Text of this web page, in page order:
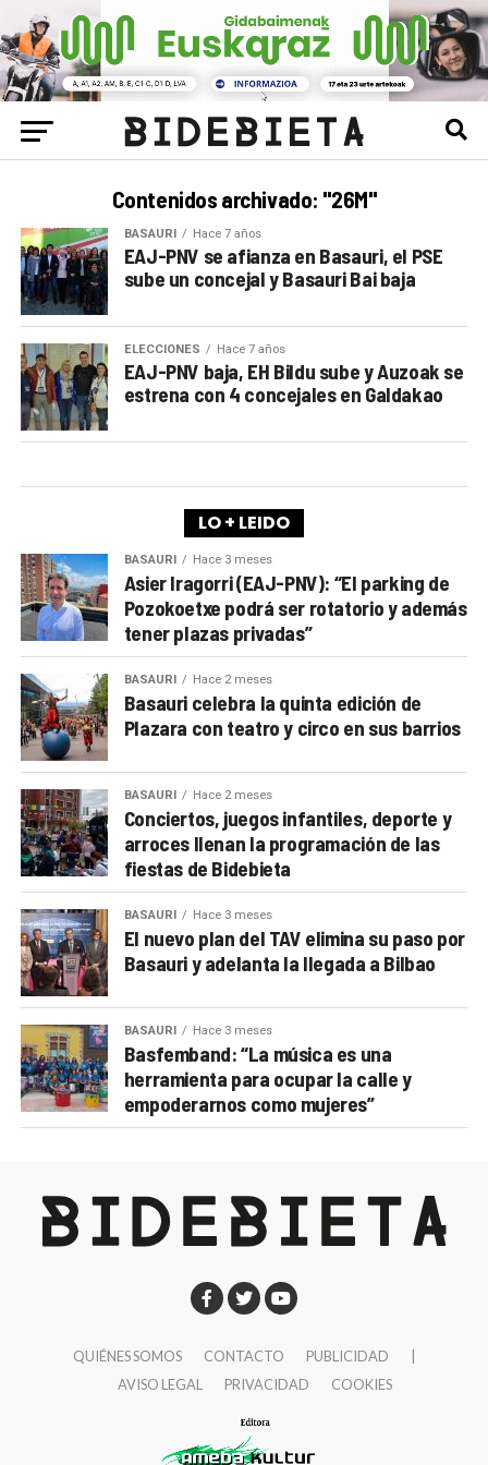
Contenidos archivado: "26M"
BASAURI Hace 7 años
EAJ-PNV se afianza en Basauri, el PSE
sube un concejal y Basauri Bai baja
ELECCIONES Hace 7 años
EAJ-PNV baja, EH Bildu sube y Auzoak se
estrena con 4 concejales en Galdakao
LO + LEIDO
BASAURI Hace 3 meses
Asier Iragorri (EAJ-PNV): “El parking de
Pozokoetxe podrá ser rotatorio y además
tener plazas privadas”
BASAURI Hace 2 meses
Basauri celebra la quinta edición de
Plazara con teatro y circo en sus barrios
BASAURI Hace 2 meses
Conciertos, juegos infantiles, deporte y
arroces llenan la programación de las
fiestas de Bidebieta
BASAURI Hace 3 meses
El nuevo plan del TAV elimina su paso por
Basauri y adelanta la llegada a Bilbao
BASAURI Hace 3 meses
Basfemband: “La música es una
herramienta para ocupar la calle y
empoderarnos como mujeres”
QUIÉNES SOMOS CONTACTO PUBLICIDAD
AVISO LEGAL
PRIVACIDAD COOKIES